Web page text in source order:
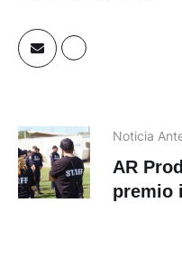
Noticia
AR
premio